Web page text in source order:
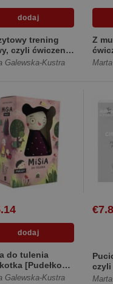
trening
czyli ćwiczenia
dla
Galewska-Kustra
Z
do tulenia
[Pudełko
Galewska-Kustra
czyli